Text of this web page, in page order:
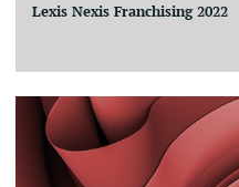
Lexis Nexis Franchising 2022